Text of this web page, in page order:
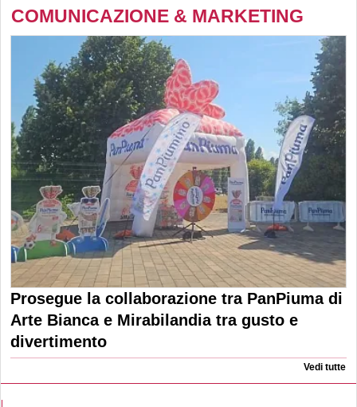
COMUNICAZIONE & MARKETING
Prosegue la collaborazione tra PanPiuma di
Arte Bianca e Mirabilandia tra gusto e
divertimento
Vedi tutte